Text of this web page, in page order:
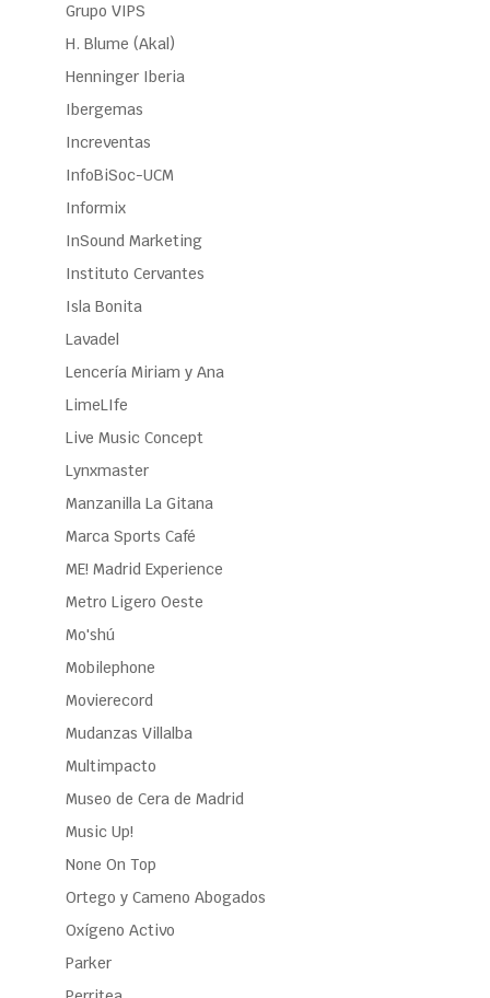
Grupo VIPS
H. Blume (Akal)
Henninger Iberia
Ibergemas
Increventas
InfoBiSoc-UCM
Informix
InSound Marketing
Instituto Cervantes
Isla Bonita
Lavadel
Lencería Miriam y Ana
LimeLIfe
Live Music Concept
Lynxmaster
Manzanilla La Gitana
Marca Sports Café
ME! Madrid Experience
Metro Ligero Oeste
Mo'shú
Mobilephone
Movierecord
Mudanzas Villalba
Multimpacto
Museo de Cera de Madrid
Music Up!
None On Top
Ortego y Cameno Abogados
Oxígeno Activo
Parker